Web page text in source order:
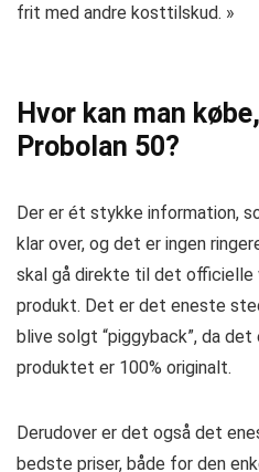
frit med andre kosttilskud. »
Hvor kan man
Probolan 50?
Der er ét stykke information,
klar over, og det er ingen
skal gå direkte til det
produkt. Det er det eneste
blive solgt “piggyback”, da
produktet er 100% originalt.
Derudover er det også det
bedste priser, både for den